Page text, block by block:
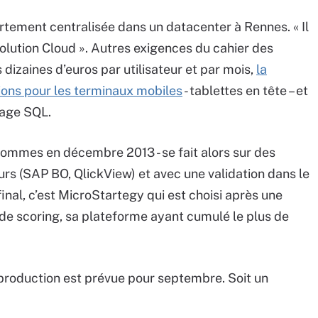
centralisée dans un datacenter à Rennes. « Il
Cloud ». Autres exigences du cahier des
d’euros par utilisateur et par mois, la
pour les terminaux mobiles- tablettes en tête – et
SQL.
en décembre 2013 - se fait alors sur des
(SAP BO, QlickView) et avec une validation dans le
c’est MicroStartegy qui est choisi après une
scoring, sa plateforme ayant cumulé le plus de
est prévue pour septembre. Soit un